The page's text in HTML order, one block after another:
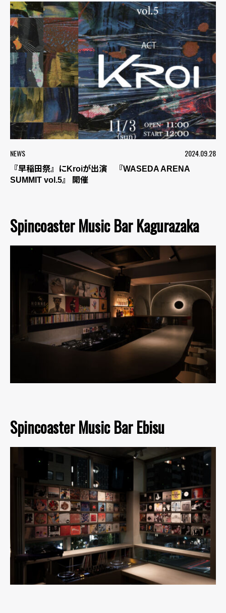
NEWS 2024.09.28
『早稲田祭』にKroiが出演 『WASEDA ARENA
SUMMIT vol.5』 開催
Spincoaster Music Bar Kagurazaka
Spincoaster Music Bar Ebisu